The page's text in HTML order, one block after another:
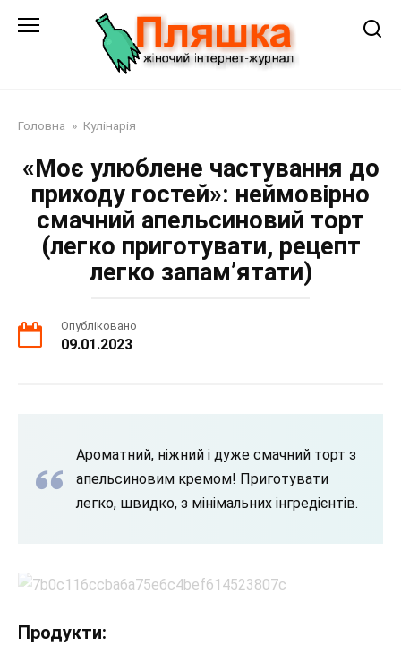
Головна » Кулінарія
«Моє улюблене частування до
приходу гостей»: неймовірно
смачний апельсиновий торт
(легко приготувати, рецепт
легко запам’ятати)
Опубліковано
09.01.2023
Ароматний, ніжний і дуже смачний торт з
апельсиновим кремом! Приготувати
легко, швидко, з мінімальних інгредієнтів.
Продукти: